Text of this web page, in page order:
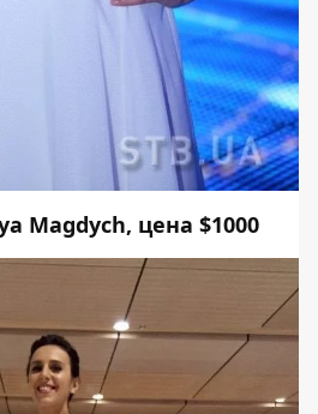
Magdych, цена $1000